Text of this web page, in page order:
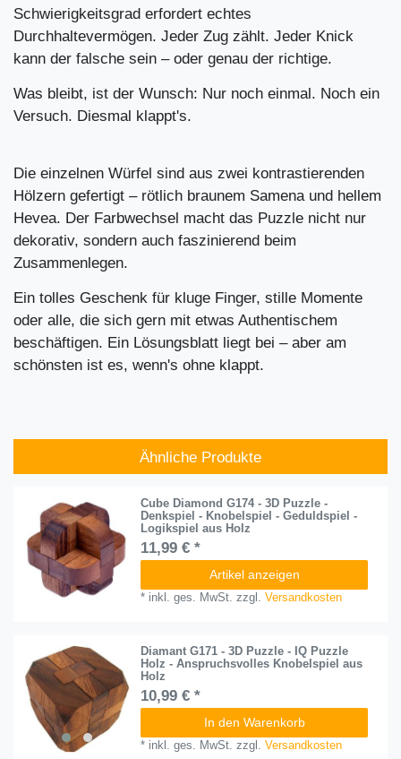
Schwierigkeitsgrad erfordert echtes
Durchhaltevermögen. Jeder Zug zählt. Jeder Knick
kann der falsche sein – oder genau der richtige.
Was bleibt, ist der Wunsch: Nur noch einmal. Noch ein
Versuch. Diesmal klappt's.
Die einzelnen Würfel sind aus zwei kontrastierenden
Hölzern gefertigt – rötlich braunem Samena und hellem
Hevea. Der Farbwechsel macht das Puzzle nicht nur
dekorativ, sondern auch faszinierend beim
Zusammenlegen.
Ein tolles Geschenk für kluge Finger, stille Momente
oder alle, die sich gern mit etwas Authentischem
beschäftigen. Ein Lösungsblatt liegt bei – aber am
schönsten ist es, wenn's ohne klappt.
Ähnliche Produkte
Cube Diamond G174 - 3D Puzzle -
Denkspiel - Knobelspiel - Geduldspiel -
Logikspiel aus Holz
11,99 € *
Artikel anzeigen
* inkl. ges. MwSt. zzgl.Versandkosten
Diamant G171 - 3D Puzzle - IQ Puzzle
Holz - Anspruchsvolles Knobelspiel aus
Holz
10,99 € *
In den Warenkorb
* inkl. ges. MwSt. zzgl.Versandkosten